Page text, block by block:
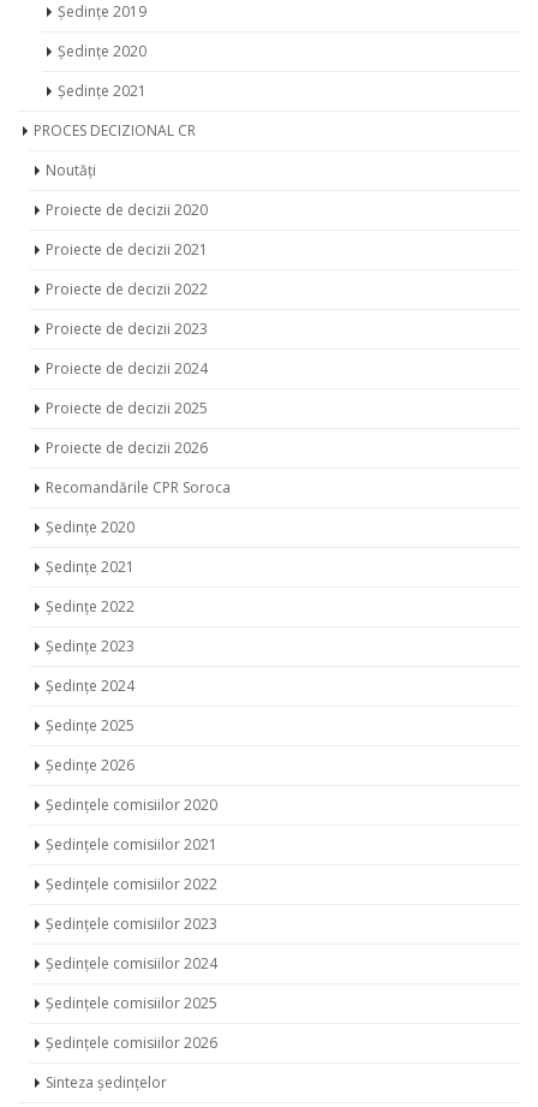
Ședințe 2019
Ședințe 2020
Ședințe 2021
PROCES DECIZIONAL CR
Noutăți
Proiecte de decizii 2020
Proiecte de decizii 2021
Proiecte de decizii 2022
Proiecte de decizii 2023
Proiecte de decizii 2024
Proiecte de decizii 2025
Proiecte de decizii 2026
Recomandările CPR Soroca
Ședințe 2020
Ședințe 2021
Ședințe 2022
Ședințe 2023
Ședințe 2024
Ședințe 2025
Ședințe 2026
Ședințele comisiilor 2020
Ședințele comisiilor 2021
Ședințele comisiilor 2022
Ședințele comisiilor 2023
Ședințele comisiilor 2024
Ședințele comisiilor 2025
Ședințele comisiilor 2026
Sinteza ședințelor